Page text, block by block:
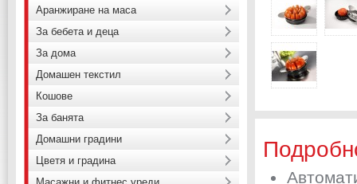
Аранжиране на маса
За бебета и деца
За дома
Домашен текстил
Кошове
За банята
Домашни градини
Цветя и градина